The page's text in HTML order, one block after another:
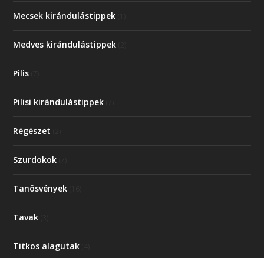
Mecsek kirándulástippek
Medves kirándulástippek
Pilis
Pilisi kirándulástippek
Régészet
Szurdokok
Tanösvények
Tavak
Titkos alagutak